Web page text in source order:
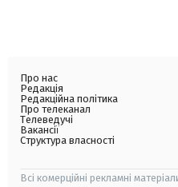
Про нас
Редакція
Редакційна політика
Про телеканал
Телеведучі
Вакансії
Структура власності
Всі комерційні рекламні